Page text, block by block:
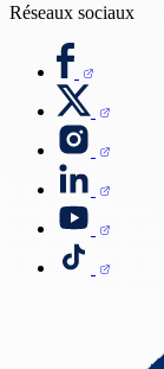
Réseaux sociaux